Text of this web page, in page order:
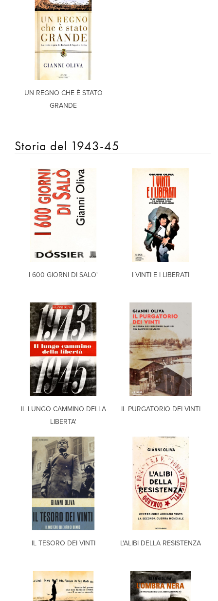
UN REGNO CHE È STATO
GRANDE
Storia del 1943-45
I 600 GIORNI DI SALO' I VINTI E I LIBERATI
IL LUNGO CAMMINO DELLA
LIBERTA'
IL PURGATORIO DEI VINTI
IL TESORO DEI VINTI L'ALIBI DELLA RESISTENZA